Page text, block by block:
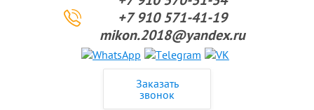
+7 910 571-41-19
mikon.2018@yandex.ru
Заказать
звонок